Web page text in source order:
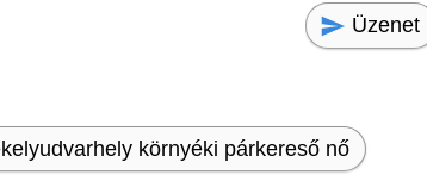
Üzenet
környéki párkereső nő